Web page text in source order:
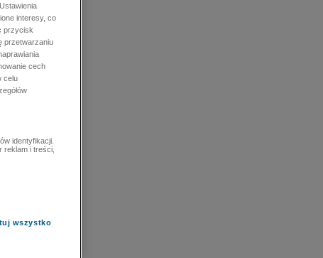
interesy, co
przycisk
przetwarzaniu
cech
celu
identyfikacji.
reklam i treści,
wszystko